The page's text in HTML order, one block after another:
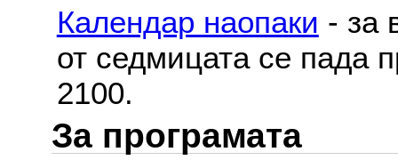
Календар наопаки - за
от седмицата се пада
2100.
За програмата